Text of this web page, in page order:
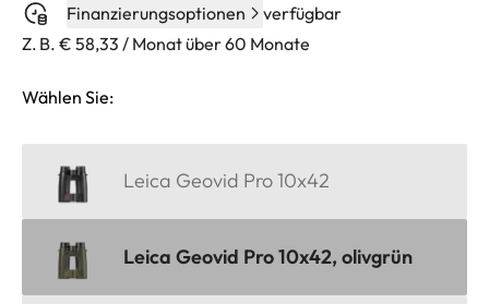
Finanzierungsoptionen
verfügbar
Z. B. € 58,33 / Monat über 60 Monate
Wählen Sie:
Leica Geovid Pro 10x42
Leica Geovid Pro 10x42, olivgrün